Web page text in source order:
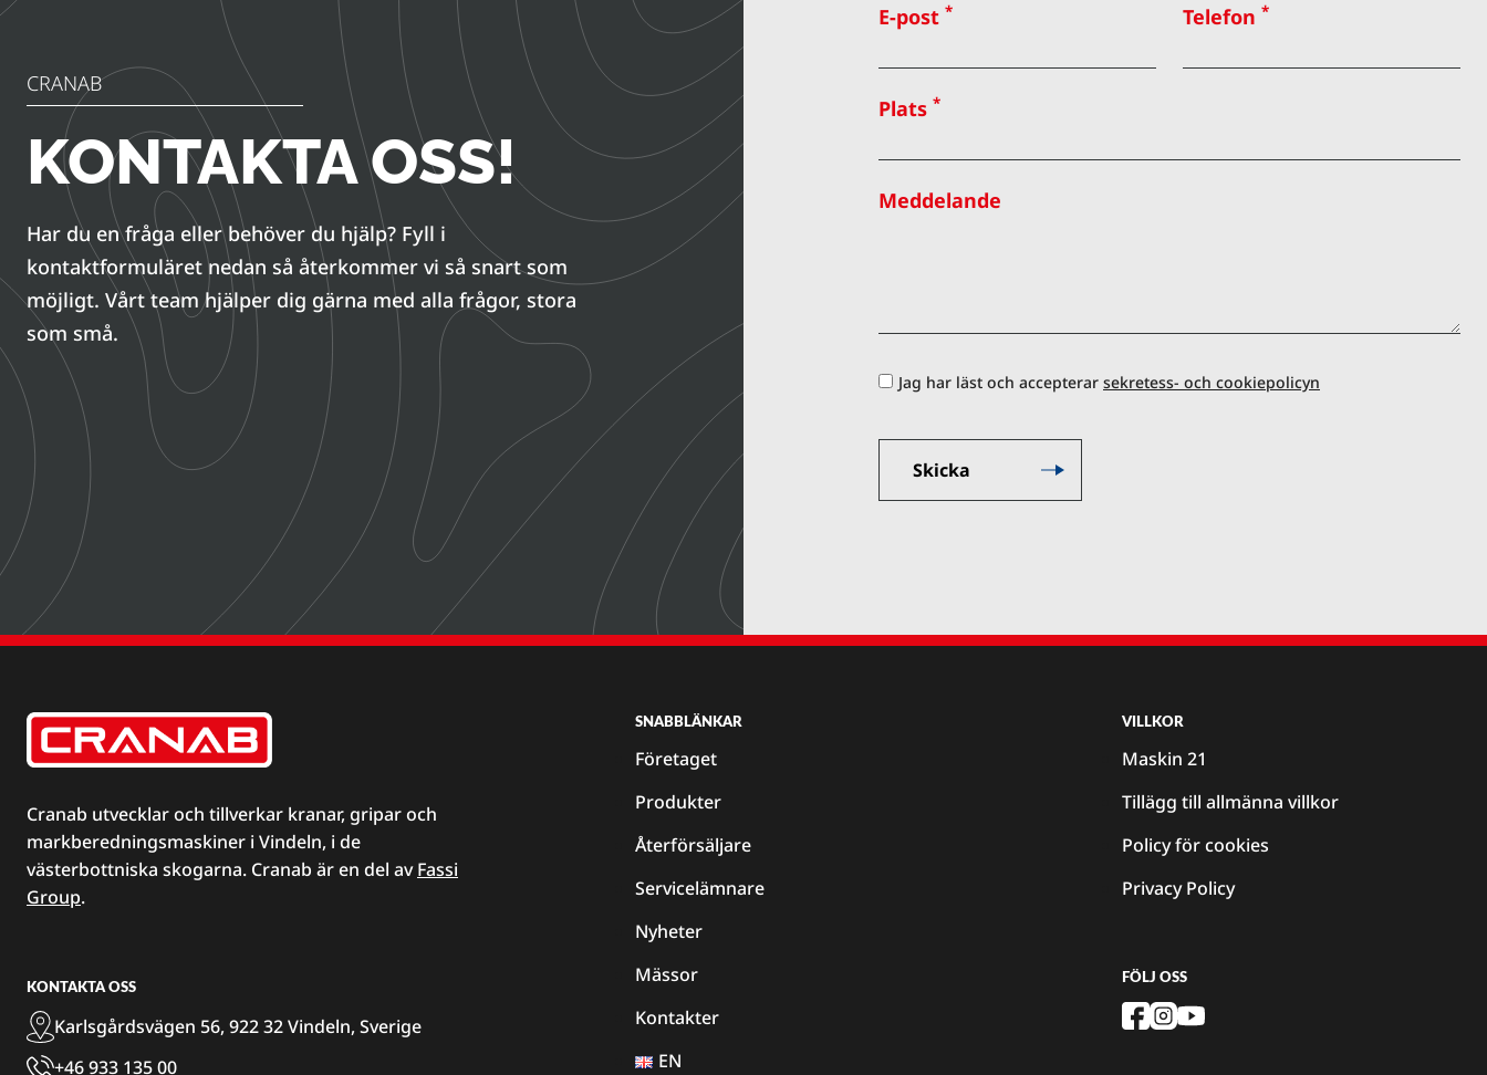
CRANAB
KONTAKTA OSS!
Har du en fråga eller behöver du hjälp? Fyll i
kontaktformuläret nedan så återkommer vi så snart som
möjligt. Vårt team hjälper dig gärna med alla frågor, stora
som små.
E-post * Telefon *
Plats *
Meddelande
Jag har läst och accepterar sekretess- och cookiepolicyn
Cranab utvecklar och tillverkar kranar, gripar och
markberedningsmaskiner i Vindeln, i de
västerbottniska skogarna. Cranab är en del avFassi
Group.
KONTAKTA OSS
Karlsgårdsvägen 56, 922 32 Vindeln, Sverige
+46 933 135 00
SNABBLÄNKAR
Företaget
Produkter
Återförsäljare
Servicelämnare
Nyheter
Mässor
Kontakter
EN
VILLKOR
Maskin 21
Tillägg till allmänna villkor
Policy för cookies
Privacy Policy
FÖLJ OSS